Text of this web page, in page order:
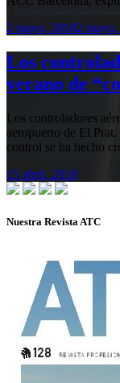
2 mayo, 20182
Los
verano de
Los controladores
aeropuerto de El Prat.
control se ha hecho
15 abril, 2018
Nuestra Revista ATC